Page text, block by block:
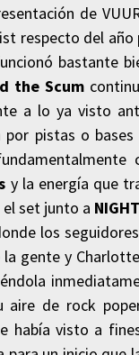
de
respecto del
bastante
the Scum
a lo ya visto
pistas o
y la energía que
el set junto a
los
gente y
aire de rock
había visto a